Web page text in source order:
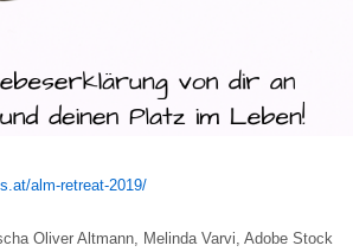
alm-retreat-2019/
Oliver Altmann, Melinda Varvi, Adobe Stock